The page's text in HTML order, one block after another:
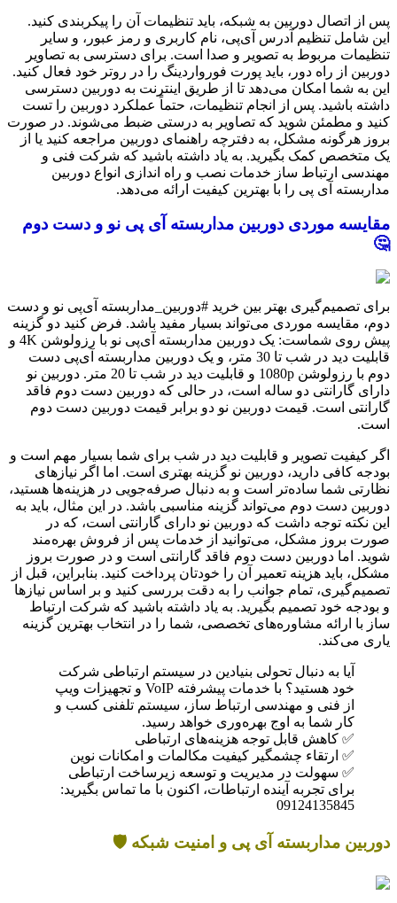
پس از اتصال دوربین به شبکه، باید تنظیمات آن را پیکربندی کنید.
این شامل تنظیم آدرس آی‌پی، نام کاربری و رمز عبور، و سایر
تنظیمات مربوط به تصویر و صدا است. برای دسترسی به تصاویر
دوربین از راه دور، باید پورت فورواردینگ را در روتر خود فعال کنید.
این به شما امکان می‌دهد تا از طریق اینترنت به دوربین دسترسی
داشته باشید. پس از انجام تنظیمات، حتماً عملکرد دوربین را تست
کنید و مطمئن شوید که تصاویر به درستی ضبط می‌شوند. در صورت
بروز هرگونه مشکل، به دفترچه راهنمای دوربین مراجعه کنید یا از
یک متخصص کمک بگیرید. به یاد داشته باشید که شرکت فنی و
مهندسی ارتباط ساز خدمات نصب و راه اندازی انواع دوربین
مداربسته آی پی را با بهترین کیفیت ارائه می‌دهد.
مقایسه موردی دوربین مداربسته آی پی نو و دست دوم
🤔
برای تصمیم‌گیری بهتر بین خرید #دوربین_مداربسته آی‌پی نو و دست
دوم، مقایسه موردی می‌تواند بسیار مفید باشد. فرض کنید دو گزینه
پیش روی شماست: یک دوربین مداربسته آی‌پی نو با رزولوشن 4K و
قابلیت دید در شب تا 30 متر، و یک دوربین مداربسته آی‌پی دست
دوم با رزولوشن 1080p و قابلیت دید در شب تا 20 متر. دوربین نو
دارای گارانتی دو ساله است، در حالی که دوربین دست دوم فاقد
گارانتی است. قیمت دوربین نو دو برابر قیمت دوربین دست دوم
است.
اگر کیفیت تصویر و قابلیت دید در شب برای شما بسیار مهم است و
بودجه کافی دارید، دوربین نو گزینه بهتری است. اما اگر نیازهای
نظارتی شما ساده‌تر است و به دنبال صرفه‌جویی در هزینه‌ها هستید،
دوربین دست دوم می‌تواند گزینه مناسبی باشد. در این مثال، باید به
این نکته توجه داشت که دوربین نو دارای گارانتی است، که در
صورت بروز مشکل، می‌توانید از خدمات پس از فروش بهره‌مند
شوید. اما دوربین دست دوم فاقد گارانتی است و در صورت بروز
مشکل، باید هزینه تعمیر آن را خودتان پرداخت کنید. بنابراین، قبل از
تصمیم‌گیری، تمام جوانب را به دقت بررسی کنید و بر اساس نیازها
و بودجه خود تصمیم بگیرید. به یاد داشته باشید که شرکت ارتباط
ساز با ارائه مشاوره‌های تخصصی، شما را در انتخاب بهترین گزینه
یاری می‌کند.
آیا به دنبال تحولی بنیادین در سیستم ارتباطی شرکت
خود هستید؟ با خدمات پیشرفته VoIP و تجهیزات ویپ
از فنی و مهندسی ارتباط ساز، سیستم تلفنی کسب و
کار شما به اوج بهره‌وری خواهد رسید.
✅ کاهش قابل توجه هزینه‌های ارتباطی
✅ ارتقاء چشمگیر کیفیت مکالمات و امکانات نوین
✅ سهولت در مدیریت و توسعه زیرساخت ارتباطی
برای تجربه آینده ارتباطات، اکنون با ما تماس بگیرید:
09124135845
دوربین مداربسته آی پی و امنیت شبکه 🛡️